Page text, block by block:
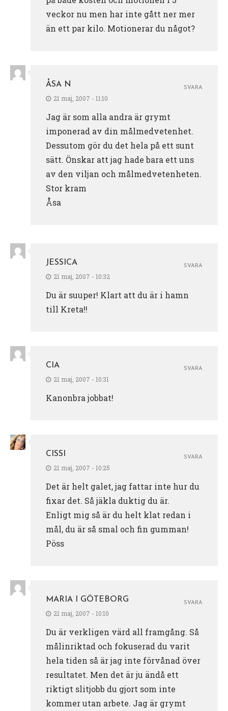
veckor nu men har inte gått ner mer
än ett par kilo. Motionerar du något?
ÅSA N
21 maj, 2007 - 11:10
Jag är som alla andra är grymt
imponerad av din målmedvetenhet.
Dessutom gör du det hela på ett sunt
sätt. Önskar att jag hade bara ett uns
av den viljan och målmedvetenheten.
Stor kram
Åsa
SVARA
JESSICA
21 maj, 2007 - 10:32
Du är suuper! Klart att du är i hamn
till Kreta!!
SVARA
CIA
21 maj, 2007 - 10:31
Kanonbra jobbat!
SVARA
CISSI
21 maj, 2007 - 10:25
Det är helt galet, jag fattar inte hur du
fixar det. Så jäkla duktig du är.
Enligt mig så är du helt klat redan i
mål, du är så smal och fin gumman!
Pöss
SVARA
MARIA I GÖTEBORG
21 maj, 2007 - 10:10
Du är verkligen värd all framgång. Så
målinriktad och fokuserad du varit
hela tiden så är jag inte förvånad över
resultatet. Men det är ju ändå ett
riktigt slitjobb du gjort som inte
kommer utan arbete. Jag är grymt
SVARA